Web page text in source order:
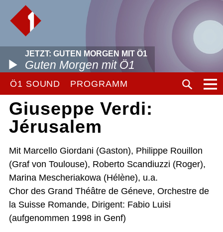
JETZT: GUTEN MORGEN MIT Ö1
Guten Morgen mit Ö1
Ö1 SOUND PROGRAMM
Giuseppe Verdi:
Jérusalem
Mit Marcello Giordani (Gaston), Philippe Rouillon
(Graf von Toulouse), Roberto Scandiuzzi (Roger),
Marina Mescheriakowa (Hélène), u.a.
Chor des Grand Théâtre de Géneve, Orchestre de
la Suisse Romande, Dirigent: Fabio Luisi
(aufgenommen 1998 in Genf)